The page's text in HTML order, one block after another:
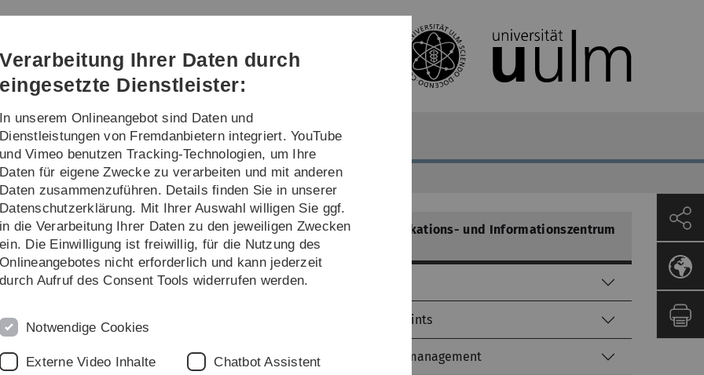
Direkt
Direkt
Direkt
(Sprache,
Drucken,
Social
Direkt
Direkt
(kiz)
Projekte Weiteres
Katalog Forschungsnahe Dienste Open Access Lizenz A
rechtlichen Bestimmungen:
zulässig. Insbesondere ist die Vervielfältigung
eigenen wissenschaftlichen Gebrauchs
auf Wunsch eines Nutzers eine
(Print-On-Demand). Dieser Dienst verfolgt keine
Kommunikations- und Informationszentrum
Service-Points
Identitätsmanagement
Verarbeitung Ihrer Daten durch
eingesetzte Dienstleister:
In unserem Onlineangebot sind Daten und
Dienstleistungen von Fremdanbietern integriert. YouTube
und Vimeo benutzen Tracking-Technologien, um Ihre
Daten für eigene Zwecke zu verarbeiten und mit anderen
Daten zusammenzuführen. Details finden Sie in unserer
Datenschutzerklärung. Mit Ihrer Auswahl willigen Sie ggf.
in die Verarbeitung Ihrer Daten zu den jeweiligen Zwecken
ein. Die Einwilligung ist freiwillig, für die Nutzung des
Onlineangebotes nicht erforderlich und kann jederzeit
durch Aufruf des Consent Tools widerrufen werden.
Notwendige Cookies
Externe Video Inhalte Chatbot Assistent